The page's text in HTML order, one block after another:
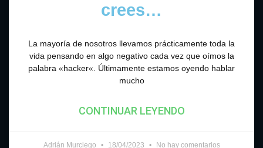
crees…
La mayoría de nosotros llevamos prácticamente toda la
vida pensando en algo negativo cada vez que oímos la
palabra «hacker«. Últimamente estamos oyendo hablar
mucho
CONTINUAR LEYENDO
Adrián Murciego 18/04/2023 No hay comentarios